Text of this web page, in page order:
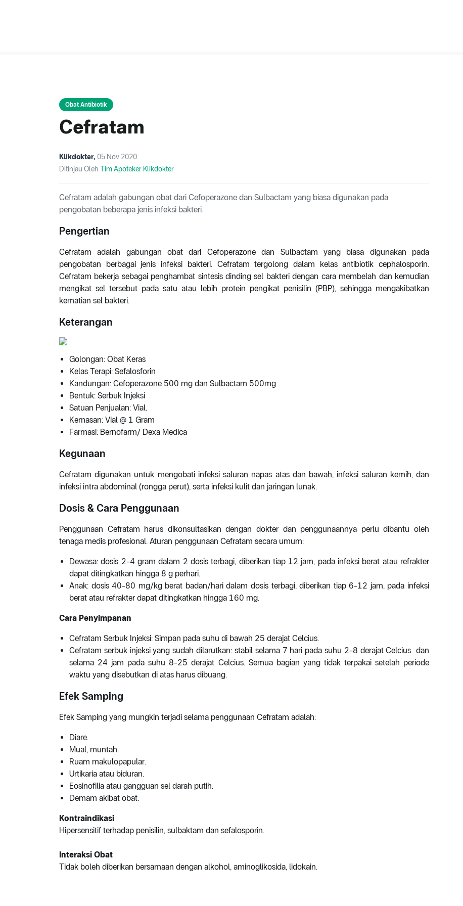
Obat Antibiotik
Cefratam
Klikdokter, 05 Nov 2020
Ditinjau Oleh Tim Apoteker Klikdokter
Cefratam adalah gabungan obat dari Cefoperazone dan Sulbactam yang biasa digunakan pada
pengobatan beberapa jenis infeksi bakteri.
Pengertian
Cefratam adalah gabungan obat dari Cefoperazone dan Sulbactam yang biasa digunakan pada
pengobatan berbagai jenis infeksi bakteri. Cefratam tergolong dalam kelas antibiotik cephalosporin.
Cefratam bekerja sebagai penghambat sintesis dinding sel bakteri dengan cara membelah dan kemudian
mengikat sel tersebut pada satu atau lebih protein pengikat penisilin (PBP), sehingga mengakibatkan
kematian sel bakteri.
Keterangan
Golongan: Obat Keras
Kelas Terapi: Sefalosforin
Kandungan: Cefoperazone 500 mg dan Sulbactam 500mg
Bentuk: Serbuk Injeksi
Satuan Penjualan: Vial.
Kemasan: Vial @ 1 Gram
Farmasi: Bernofarm/ Dexa Medica
Kegunaan
Cefratam digunakan untuk mengobati infeksi saluran napas atas dan bawah, infeksi saluran kemih, dan
infeksi intra abdominal (rongga perut), serta infeksi kulit dan jaringan lunak.
Dosis & Cara Penggunaan
Penggunaan Cefratam harus dikonsultasikan dengan dokter dan penggunaannya perlu dibantu oleh
tenaga medis profesional. Aturan penggunaan Cefratam secara umum:
Dewasa: dosis 2-4 gram dalam 2 dosis terbagi, diberikan tiap 12 jam, pada infeksi berat atau refrakter
dapat ditingkatkan hingga 8 g perhari.
Anak: dosis 40-80 mg/kg berat badan/hari dalam dosis terbagi, diberikan tiap 6-12 jam, pada infeksi
berat atau refrakter dapat ditingkatkan hingga 160 mg.
Cara Penyimpanan
Cefratam Serbuk Injeksi: Simpan pada suhu di bawah 25 derajat Celcius.
Cefratam serbuk injeksi yang sudah dilarutkan: stabil selama 7 hari pada suhu 2-8 derajat Celcius dan
selama 24 jam pada suhu 8-25 derajat Celcius. Semua bagian yang tidak terpakai setelah periode
waktu yang disebutkan di atas harus dibuang.
Efek Samping
Efek Samping yang mungkin terjadi selama penggunaan Cefratam adalah:
Diare.
Mual, muntah.
Ruam makulopapular.
Urtikaria atau biduran.
Eosinofilia atau gangguan sel darah putih.
Demam akibat obat.
Kontraindikasi
Hipersensitif terhadap penisilin, sulbaktam dan sefalosporin.
Interaksi Obat
Tidak boleh diberikan bersamaan dengan alkohol, aminoglikosida, lidokain.